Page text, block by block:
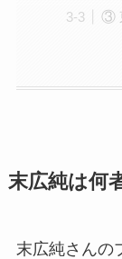
③
末広純は何
末広純さんの